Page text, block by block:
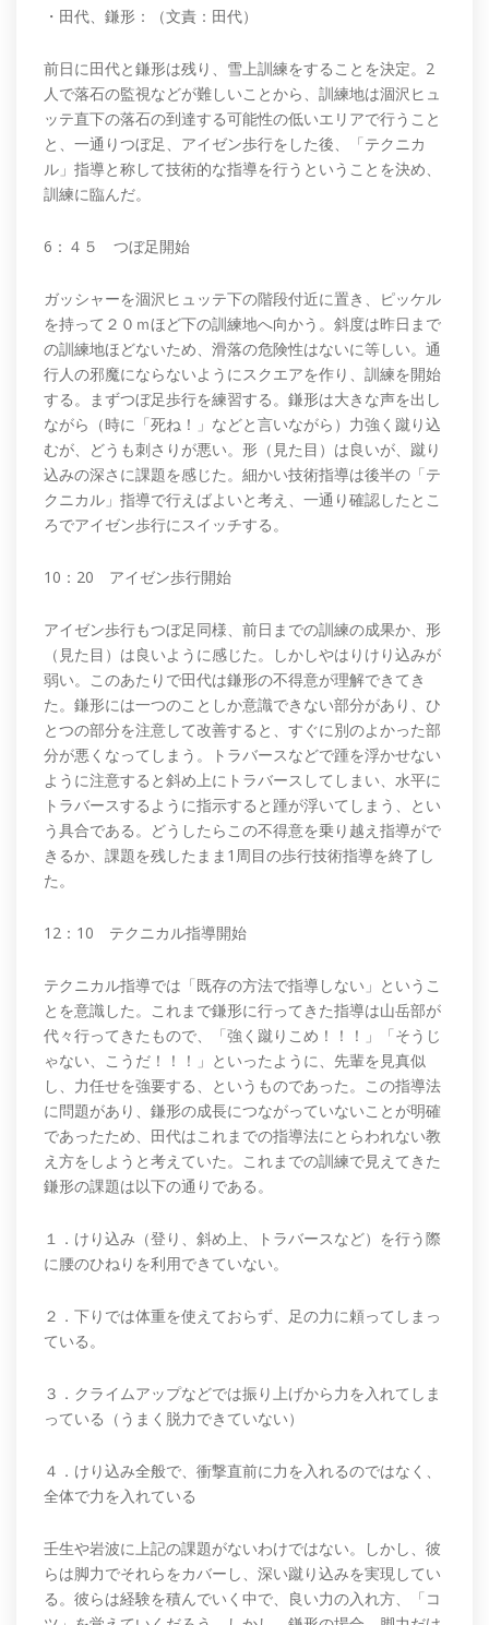
・田代、鎌形：（文責：田代）
前日に田代と鎌形は残り、雪上訓練をすることを決定。2
人で落石の監視などが難しいことから、訓練地は涸沢ヒュ
ッテ直下の落石の到達する可能性の低いエリアで行うこと
と、一通りつぼ足、アイゼン歩行をした後、「テクニカ
ル」指導と称して技術的な指導を行うということを決め、
訓練に臨んだ。
6：４５ つぼ足開始
ガッシャーを涸沢ヒュッテ下の階段付近に置き、ピッケル
を持って２０ｍほど下の訓練地へ向かう。斜度は昨日まで
の訓練地ほどないため、滑落の危険性はないに等しい。通
行人の邪魔にならないようにスクエアを作り、訓練を開始
する。まずつぼ足歩行を練習する。鎌形は大きな声を出し
ながら（時に「死ね！」などと言いながら）力強く蹴り込
むが、どうも刺さりが悪い。形（見た目）は良いが、蹴り
込みの深さに課題を感じた。細かい技術指導は後半の「テ
クニカル」指導で行えばよいと考え、一通り確認したとこ
ろでアイゼン歩行にスイッチする。
10：20 アイゼン歩行開始
アイゼン歩行もつぼ足同様、前日までの訓練の成果か、形
（見た目）は良いように感じた。しかしやはりけり込みが
弱い。このあたりで田代は鎌形の不得意が理解できてき
た。鎌形には一つのことしか意識できない部分があり、ひ
とつの部分を注意して改善すると、すぐに別のよかった部
分が悪くなってしまう。トラバースなどで踵を浮かせない
ように注意すると斜め上にトラバースしてしまい、水平に
トラバースするように指示すると踵が浮いてしまう、とい
う具合である。どうしたらこの不得意を乗り越え指導がで
きるか、課題を残したまま1周目の歩行技術指導を終了し
た。
12：10 テクニカル指導開始
テクニカル指導では「既存の方法で指導しない」というこ
とを意識した。これまで鎌形に行ってきた指導は山岳部が
代々行ってきたもので、「強く蹴りこめ！！！」「そうじ
ゃない、こうだ！！！」といったように、先輩を見真似
し、力任せを強要する、というものであった。この指導法
に問題があり、鎌形の成長につながっていないことが明確
であったため、田代はこれまでの指導法にとらわれない教
え方をしようと考えていた。これまでの訓練で見えてきた
鎌形の課題は以下の通りである。
１．けり込み（登り、斜め上、トラバースなど）を行う際
に腰のひねりを利用できていない。
２．下りでは体重を使えておらず、足の力に頼ってしまっ
ている。
３．クライムアップなどでは振り上げから力を入れてしま
っている（うまく脱力できていない）
４．けり込み全般で、衝撃直前に力を入れるのではなく、
全体で力を入れている
壬生や岩波に上記の課題がないわけではない。しかし、彼
らは脚力でそれらをカバーし、深い蹴り込みを実現してい
る。彼らは経験を積んでいく中で、良い力の入れ方、「コ